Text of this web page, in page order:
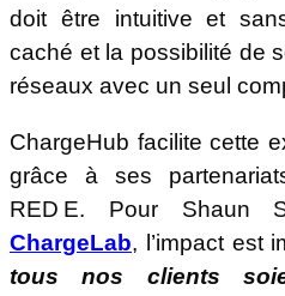
doit être intuitive et
caché et la possibilité de
réseaux avec un seul
ChargeHub facilite cette
grâce à ses
RED E. Pour Shaun
ChargeLab, l’impact est
tous nos clients